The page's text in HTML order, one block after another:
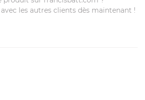
les autres clients dès maintenant !